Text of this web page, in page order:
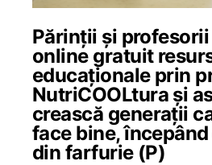
Părinții și
online gratuit
educaționale prin
NutriCOOLtura și
crească generații
face bine,
din farfurie (P)